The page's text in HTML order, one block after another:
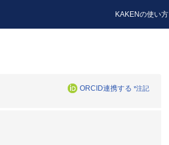
KAKENの使い方
ORCID連携する *注記